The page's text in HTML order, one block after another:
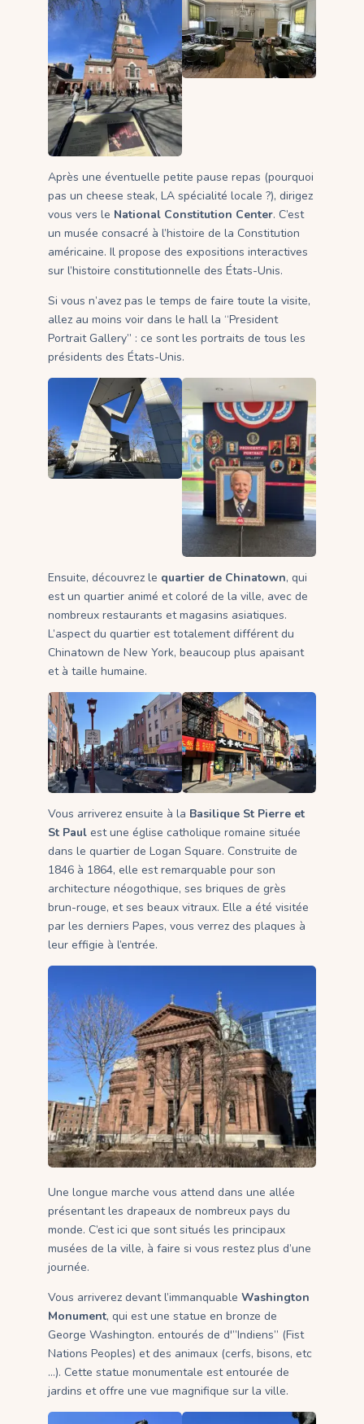
Après une éventuelle petite pause repas (pourquoi
pas un cheese steak, LA spécialité locale ?), dirigez
vous vers le National Constitution Center. C’est
un musée consacré à l’histoire de la Constitution
américaine. Il propose des expositions interactives
sur l’histoire constitutionnelle des États-Unis.
Si vous n’avez pas le temps de faire toute la visite,
allez au moins voir dans le hall la “President
Portrait Gallery” : ce sont les portraits de tous les
présidents des États-Unis.
Ensuite, découvrez le quartier de Chinatown, qui
est un quartier animé et coloré de la ville, avec de
nombreux restaurants et magasins asiatiques.
L’aspect du quartier est totalement différent du
Chinatown de New York, beaucoup plus apaisant
et à taille humaine.
Vous arriverez ensuite à la Basilique St Pierre et
St Paul est une église catholique romaine située
dans le quartier de Logan Square. Construite de
1846 à 1864, elle est remarquable pour son
architecture néogothique, ses briques de grès
brun-rouge, et ses beaux vitraux. Elle a été visitée
par les derniers Papes, vous verrez des plaques à
leur effigie à l’entrée.
Une longue marche vous attend dans une allée
présentant les drapeaux de nombreux pays du
monde. C’est ici que sont situés les principaux
musées de la ville, à faire si vous restez plus d’une
journée.
Vous arriverez devant l’immanquable Washington
Monument, qui est une statue en bronze de
George Washington. entourés de d'”Indiens” (Fist
Nations Peoples) et des animaux (cerfs, bisons, etc
…). Cette statue monumentale est entourée de
jardins et offre une vue magnifique sur la ville.